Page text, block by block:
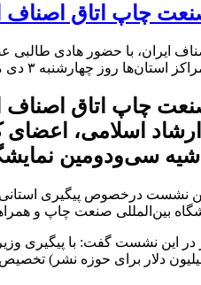
چاپ اتاق اصناف
با حضور هادی طالبی
نمایشگاه بین‌المللی صنعت چاپ و بسته‌بندی و […]
اتاق اصناف
اسلامی،
نشست درخصوص پیگیری
بین‌المللی صنعت چاپ و
بخش ۲۰ میلیون دلار برای حوزه مطبوعات و